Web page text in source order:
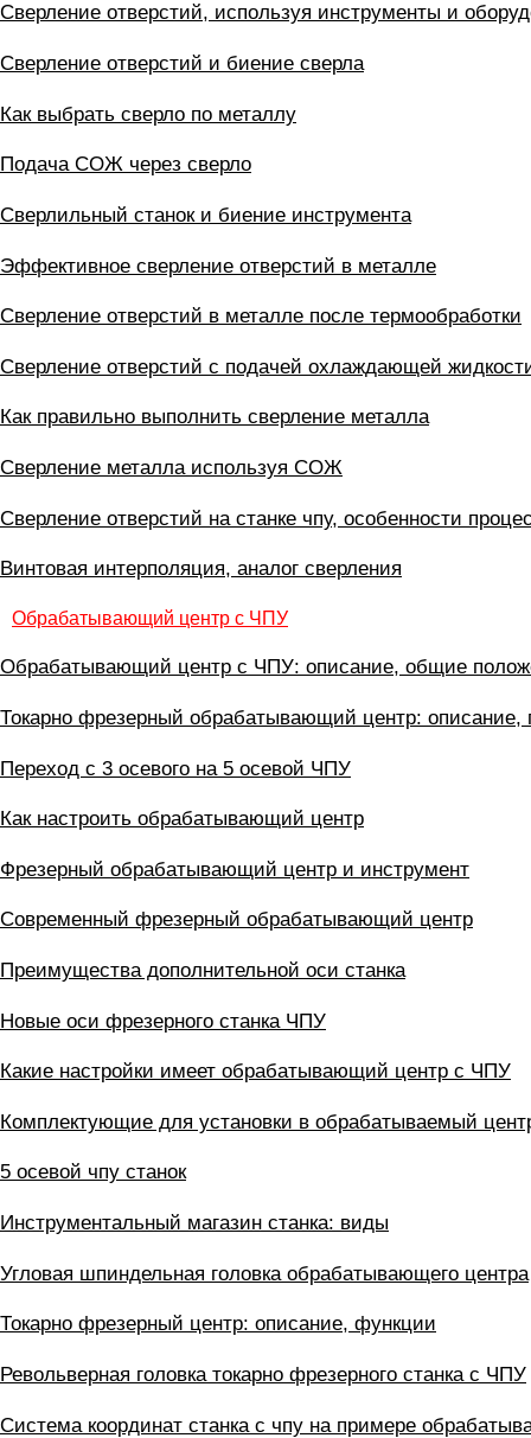
Сверление отверстий, используя инструменты и
Сверление отверстий и биение сверла
Как выбрать сверло по металлу
Подача СОЖ через сверло
Сверлильный станок и биение инструмента
Эффективное сверление отверстий в металле
Сверление отверстий в металле после термообработки
Сверление отверстий с подачей охлаждающей
Как правильно выполнить сверление металла
Сверление металла используя СОЖ
Сверление отверстий на станке чпу, особенности
Винтовая интерполяция, аналог сверления
Обрабатывающий центр с ЧПУ
Обрабатывающий центр с ЧПУ: описание, общие
Токарно фрезерный обрабатывающий центр: описание,
Переход с 3 осевого на 5 осевой ЧПУ
Как настроить обрабатывающий центр
Фрезерный обрабатывающий центр и инструмент
Современный фрезерный обрабатывающий центр
Преимущества дополнительной оси станка
Новые оси фрезерного станка ЧПУ
Какие настройки имеет обрабатывающий центр с ЧПУ
Комплектующие для установки в обрабатываемый
5 осевой чпу станок
Инструментальный магазин станка: виды
Угловая шпиндельная головка обрабатывающего центра
Токарно фрезерный центр: описание, функции
Револьверная головка токарно фрезерного станка с ЧПУ
Система координат станка с чпу на примере